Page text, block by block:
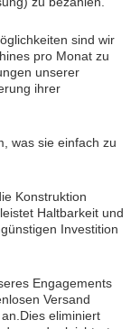
sind wir
pro Monat zu
unserer
ihrer
was sie einfach zu
Konstruktion
Haltbarkeit und
Investition
Engagements
Versand
eliminiert